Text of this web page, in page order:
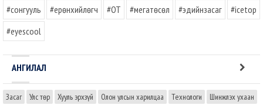
#сонгууль #ерөнхийлөгч #OT #мегатөсөл #эдийнзасаг
#icetop
#eyescool
АНГИЛАЛ
Засаг Улс төр Хууль эрхзүй Олон улсын харилцаа Технологи
Шинжлэх ухаан